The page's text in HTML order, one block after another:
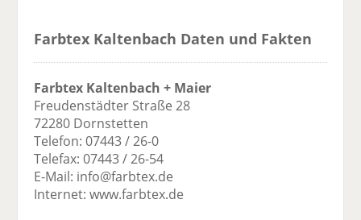
Farbtex Kaltenbach Daten und Fakten
Farbtex Kaltenbach + Maier
Freudenstädter Straße 28
72280 Dornstetten
Telefon: 07443 / 26-0
Telefax: 07443 / 26-54
E-Mail: info@farbtex.de
Internet: www.farbtex.de